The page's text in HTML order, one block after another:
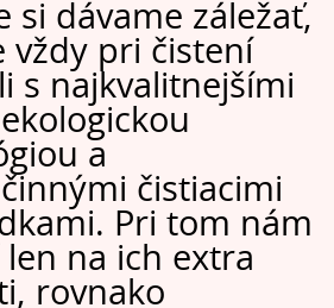
si dávame záležať,
vždy pri čistení
s najkvalitnejšími
a
čistiacimi
Pri tom nám
len na ich extra
rovnako